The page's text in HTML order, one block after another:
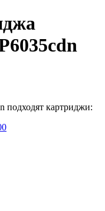
подходят картриджи: